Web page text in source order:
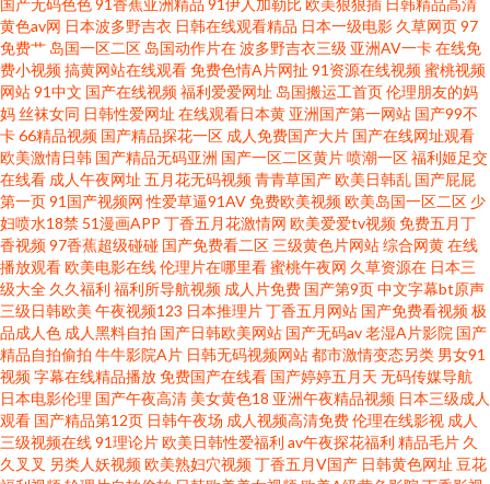
欧色 超碰大香蕉 国产精品日韩精品 亚洲黄色成人 97色插 91情侣操逼 超碰欧
美在线 超碰99自拍 户外露出 97色资源总站 www狠狠撸 91海角 黄色A级片五
月天 豆花成人精品社区 天天操B网 欧美外网 国产激情第一页 福利电影导航
日本不卡视频 欧美性爱网页 婷婷五月天网 91视频免贵观看 成人福利AV 欧美
性爱天天网 大香蕉草木狼人 人人插人人操 国产足交 欧美四级片 国产午夜免
费 久久草福利www 欧美妈穴 欧美另类拳交 国产ts在线 青青草视频 91一区二
区 91超碰人人操 久草福利在线 肏屄彰武 四虎影院黄色 国产夫妻3p 69成人在
线 变态AV网站 午夜性交片 波多野吉衣av 久草资源吧 大香蕉视频99 欧美足足
交 国模精品五区 91五码 日韩一级操逼片
国产无码色色91香蕉亚洲精品 91伊人加勒比欧美狠狠插 日韩精品高清
黄色av网 日本波多野吉衣 日韩在线观看精品 日本一级电影 久草网页97
免费艹 岛国一区二区 岛国动作片在波多野吉衣三级 亚洲AV一卡在线免
费小视频搞黄网站在线观看免费色情A片网扯 91资源在线视频蜜桃视频
网站91中文 国产在线视频福利爱爱网址 岛国搬运工首页伦理朋友的妈
妈丝袜女同 日韩性爱网址 在线观看日本黄 亚洲国产第一网站 国产99不
卡66精品视频 国产精品探花一区 成人免费国产大片 国产在线网址观看
欧美激情日韩 国产精品无码亚洲 国产一区二区黄片喷潮一区福利姬足交
在线看 成人午夜网址 五月花无码视频青青草国产欧美日韩乱 国产屁屁
第一页91国产视频网 性爱草逼91AV免费欧美视频欧美岛国一区二区 少
妇喷水18禁 51漫画APP 丁香五月花激情网 欧美爱爱tv视频免费五月丁
香视频97香蕉超级碰碰 国产免费看二区 三级黄色片网站综合网黄在线
播放观看欧美电影在线伦理片在哪里看蜜桃午夜网 久草资源在 日本三
级大全 久久福利 福利所导航视频 成人片免费 国产第9页中文字幕bt原声
三级日韩欧美 午夜视频123 日本推理片丁香五月网站 国产免费看视频极
品成人色 成人黑料自拍 国产日韩欧美网站 国产无码av老湿A片影院 国产
精品自拍偷拍 牛牛影院A片 日韩无码视频网站都市激情变态另类 男女91
视频字幕在线精品播放免费国产在线看 国产婷婷五月天 无码传媒导航
日本电影伦理 国产午夜高清 美女黄色18 亚洲午夜精品视频 日本三级成人
观看 国产精品第12页 日韩午夜场 成人视频高清免费伦理在线影视 成人
三级视频在线91理论片欧美日韩性爱福利 av午夜探花福利 精品毛片 久
久叉叉 另类人妖视频欧美熟妇穴视频丁香五月V国产 日韩黄色网址 豆花